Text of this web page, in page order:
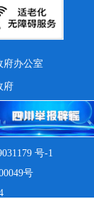
府办公室
府
号-1
号